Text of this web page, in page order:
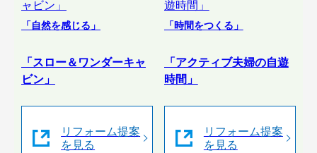
「自然を感じる」
「スロー＆ワンダーキャ
ビン」
リフォーム提案
を見る
「時間をつくる」
「アクティブ夫婦の自遊
時間」
リフォーム提案
を見る